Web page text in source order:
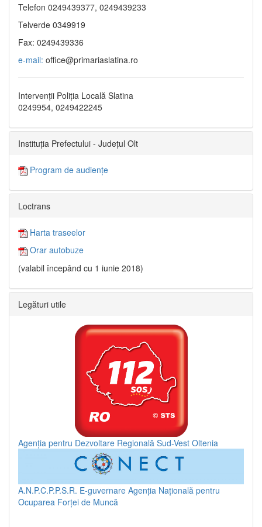
Telefon 0249439377, 0249439233
Telverde 0349919
Fax: 0249439336
e-mail: office@primariaslatina.ro
Intervenții Poliția Locală Slatina
0249954, 0249422245
Instituția Prefectului - Județul Olt
Program de audiențe
Loctrans
Harta traseelor
Orar autobuze
(valabil începând cu 1 iunie 2018)
Legături utile
Agenția pentru Dezvoltare Regională Sud-Vest Oltenia
A.N.P.C.P.P.S.R. E-guvernare Agenția Națională pentru
Ocuparea Forței de Muncă